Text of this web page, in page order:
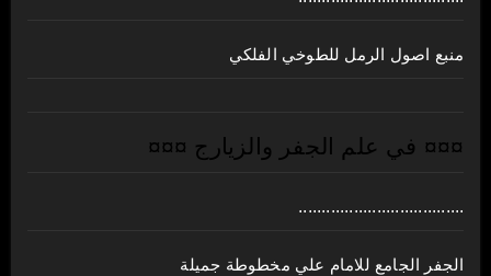
منبع اصول الرمل للطوخي الفلكي
¤¤¤ في علم الجفر والزيارج ¤¤¤
....................................
الجفر الجامع للامام علي مخطوطة جميلة